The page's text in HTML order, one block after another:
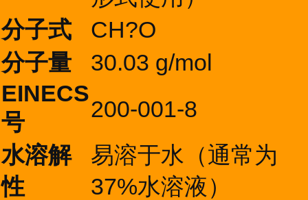
分子式
CH?O
分子量
30.03 g/mol
EINECS
号
200-001-8
水溶解
性
易溶于水（通常为
37%水溶液）